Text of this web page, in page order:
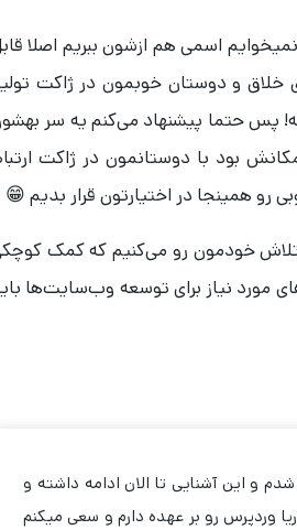
اسمی هم ازشون ببریم اصلا
و دوستان خوبمون در ژاکت
پس حتما پیشنهاد می‌کنم یه سر
بود با دوستانمون در ژاکت
همینجا در اختیارتون قرار بدیم 😁
خودمون رو می‌کنیم که کمک
مورد نیاز برای توسعه وب‌سایت‌ها
شدم و این آشنایی تا الان ادامه داشته و
وردپرس رو بر عهده دارم و سعی میکنم